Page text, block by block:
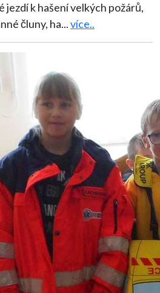
jezdí k hašení velkých požárů,
čluny, ha...více..